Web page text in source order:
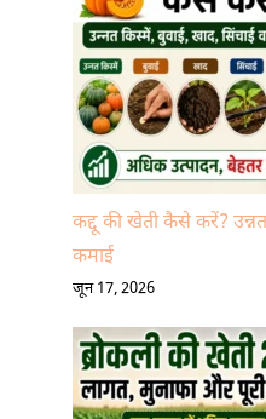
कद्दू की खेती कैसे करें?
कमाई
जून 17, 2026